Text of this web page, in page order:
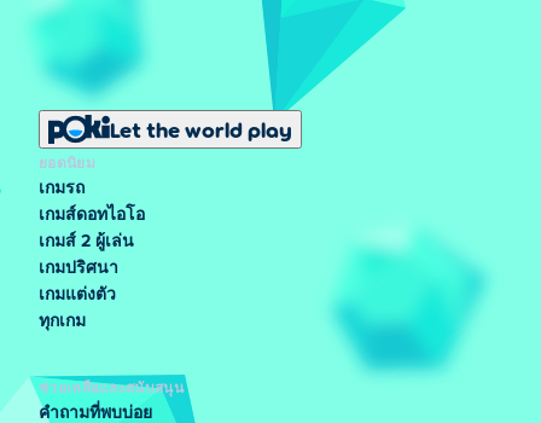
Let the world play
ยอดนิยม
เกมรถ
เกมส์ดอทไอโอ
เกมส์ 2 ผู้เล่น
เกมปริศนา
เกมแต่งตัว
ทุกเกม
ช่วยเหลือและสนับสนุน
คำถามที่พบบ่อย